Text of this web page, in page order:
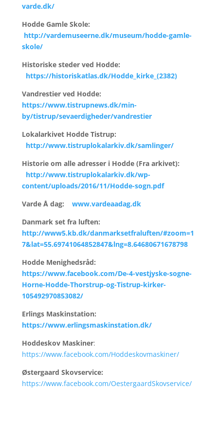
varde.dk/
Hodde Gamle Skole:
http://vardemuseerne.dk/museum/hodde-gamle-
skole/
Historiske steder ved Hodde:
https://historiskatlas.dk/Hodde_kirke_(2382)
Vandrestier ved Hodde:
https://www.tistrupnews.dk/min-
by/tistrup/sevaerdigheder/vandrestier
Lokalarkivet Hodde Tistrup:
http://www.tistruplokalarkiv.dk/samlinger/
Historie om alle adresser i Hodde (Fra arkivet):
http://www.tistruplokalarkiv.dk/wp-
content/uploads/2016/11/Hodde-sogn.pdf
Varde Å dag: www.vardeaadag.dk
Danmark set fra luften:
http://www5.kb.dk/danmarksetfraluften/#zoom=1
7&lat=55.69741064852847&lng=8.64680671678798
Hodde Menighedsråd:
https://www.facebook.com/De-4-vestjyske-sogne-
Horne-Hodde-Thorstrup-og-Tistrup-kirker-
105492970853082/
Erlings Maskinstation:
https://www.erlingsmaskinstation.dk/
Hoddeskov Maskiner:
https://www.facebook.com/Hoddeskovmaskiner/
Østergaard Skovservice:
https://www.facebook.com/OestergaardSkovservice/